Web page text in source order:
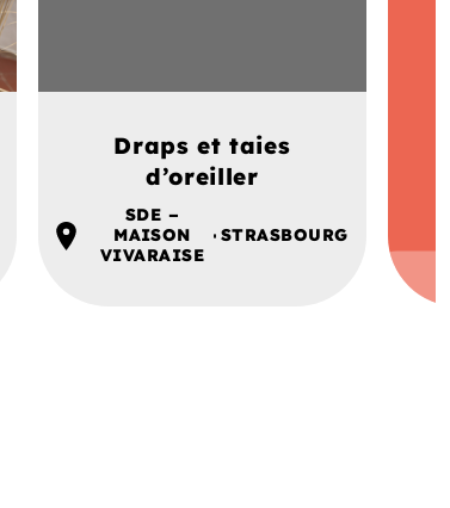
Draps et taies
d’oreiller
SDE –
MAISON
VIVARAISE
STRASBOURG